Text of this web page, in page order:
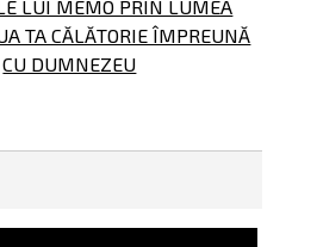
LUI MEMO PRIN LUMEA
TA CĂLĂTORIE ÎMPREUNĂ
CU DUMNEZEU